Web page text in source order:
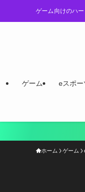
ゲーム向けのハ
ゲーム eスポー
ホーム ゲーム